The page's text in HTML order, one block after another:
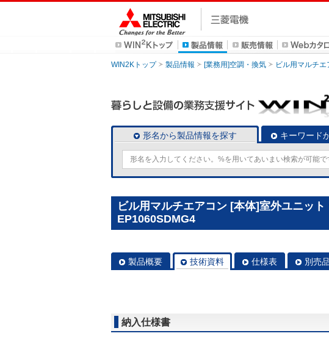
WIN2Kトップ 製品情報 [業務用]空調・換気 ビル用マルチエ
形名から製品情報を探す キーワード
ビル用マルチエアコン [本体]室外ユニッ
EP1060SDMG4
製品概要 技術資料 仕様表 別売品
納入仕様書